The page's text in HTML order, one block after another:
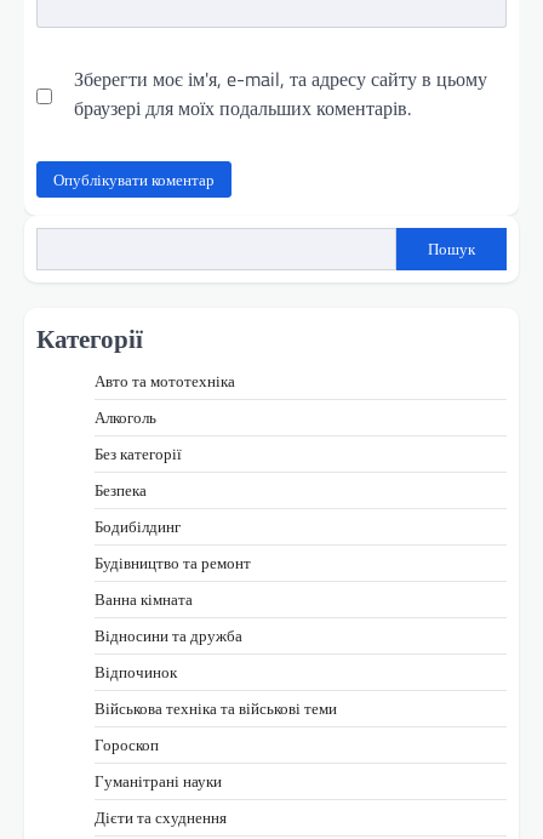
Зберегти моє ім'я, e-mail, та адресу сайту в цьому
браузері для моїх подальших коментарів.
Пошук
Категорії
Авто та мототехніка
Алкоголь
Без категорії
Безпека
Бодибілдинг
Будівництво та ремонт
Ванна кімната
Відносини та дружба
Відпочинок
Військова техніка та військові теми
Гороскоп
Гуманітрані науки
Дієти та схуднення